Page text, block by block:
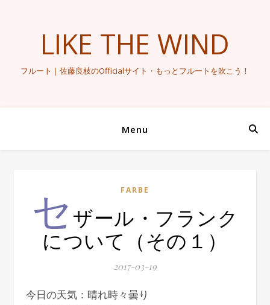
LIKE THE WIND
フルート｜佐藤良枝のOfficialサイト・もっとフルートを吹こう！
Menu
FARBE
セ ザール・フランク
について（その１）
2017-03-19
今日の天気：晴れ時々曇り